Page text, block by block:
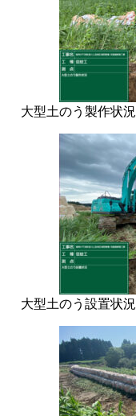
大型土のう製作状況
大型土のう設置状況